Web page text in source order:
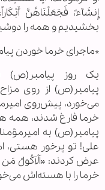
بخشیدیم و همه را
*ماجرای خرما خوردن
یک روز پیامبر(ص)
پیامبر(ص) از روی
می‌خورد، پیش‌روی
خرما فارغ شدند، همه
پیامبر(ص) به
علی! تو پرخور هستی،
عرض کردند: «اَلْاَکُولُ مَن
خرما را با هسته‌اش